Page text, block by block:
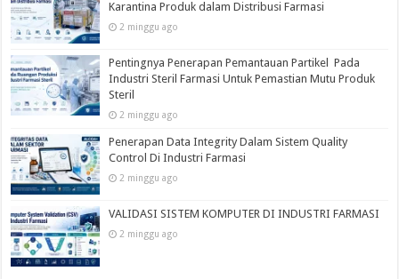
Karantina Produk dalam Distribusi Farmasi
2 minggu ago
Pentingnya Penerapan Pemantauan Partikel Pada
Industri Steril Farmasi Untuk Pemastian Mutu Produk
Steril
2 minggu ago
Penerapan Data Integrity Dalam Sistem Quality
Control Di Industri Farmasi
2 minggu ago
VALIDASI SISTEM KOMPUTER DI INDUSTRI FARMASI
2 minggu ago